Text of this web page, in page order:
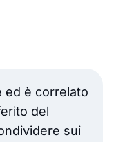
ed è correlato
del
sui